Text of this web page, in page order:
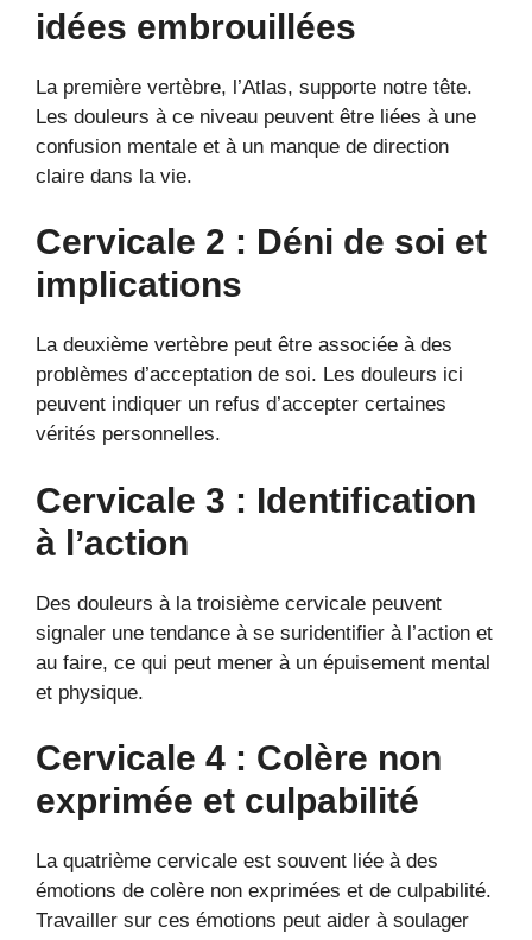
idées embrouillées
La première vertèbre, l’Atlas, supporte notre tête.
Les douleurs à ce niveau peuvent être liées à une
confusion mentale et à un manque de direction
claire dans la vie.
Cervicale 2 : Déni de soi et
implications
La deuxième vertèbre peut être associée à des
problèmes d’acceptation de soi. Les douleurs ici
peuvent indiquer un refus d’accepter certaines
vérités personnelles.
Cervicale 3 : Identification
à l’action
Des douleurs à la troisième cervicale peuvent
signaler une tendance à se suridentifier à l’action et
au faire, ce qui peut mener à un épuisement mental
et physique.
Cervicale 4 : Colère non
exprimée et culpabilité
La quatrième cervicale est souvent liée à des
émotions de colère non exprimées et de culpabilité.
Travailler sur ces émotions peut aider à soulager